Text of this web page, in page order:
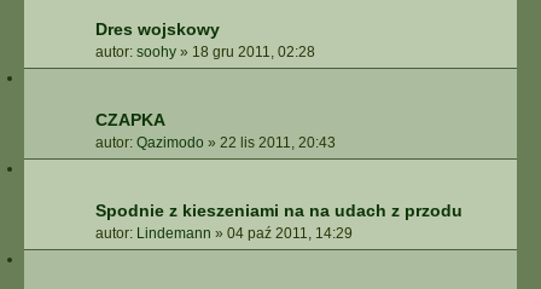
Dres wojskowy
autor: soohy » 18 gru 2011, 02:28
CZAPKA
autor: Qazimodo » 22 lis 2011, 20:43
Spodnie z kieszeniami na na udach z przodu
autor: Lindemann » 04 paź 2011, 14:29